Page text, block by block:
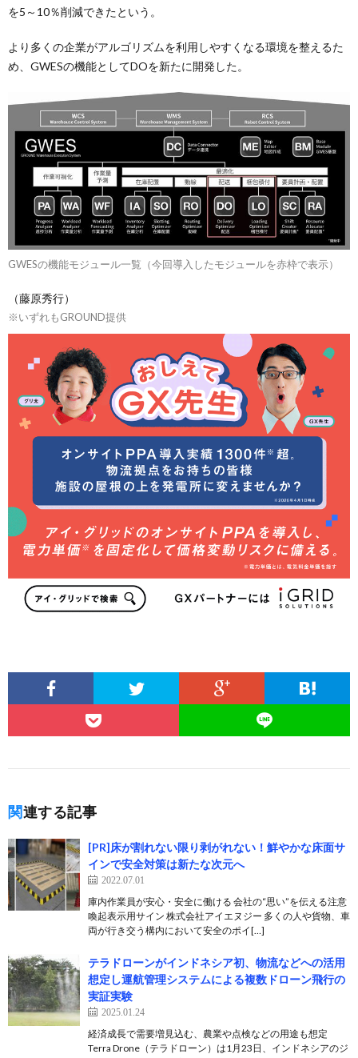
を5～10％削減できたという。
より多くの企業がアルゴリズムを利用しやすくなる環境を整えるた
め、GWESの機能としてDOを新たに開発した。
GWESの機能モジュール一覧（今回導入したモジュールを赤枠で表示）
（藤原秀行）
※いずれもGROUND提供
関連する記事
[PR]床が割れない限り剥がれない！鮮やかな床面サ
インで安全対策は新たな次元へ
2022.07.01
庫内作業員が安心・安全に働ける 会社の“思い”を伝える注意
喚起表示用サイン 株式会社アイエヌジー 多くの人や貨物、車
両が行き交う構内において安全のポイ[…]
テラドローンがインドネシア初、物流などへの活用
想定し運航管理システムによる複数ドローン飛行の
実証実験
2025.01.24
経済成長で需要増見込む、農業や点検などの用途も想定
Terra Drone（テラドローン）は1月23日、インドネシアのジ